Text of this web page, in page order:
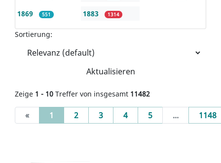
1869 551 1883 1314
Sortierung:
Aktualisieren
Zeige 1 - 10 Treffer von insgesamt 11482
« 1 (current)
2 3 4 5 ... 1148